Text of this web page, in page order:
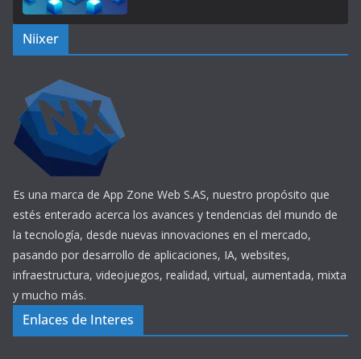
Niixer
Es una marca de App Zone Web S.AS, nuestro propósito que
estés enterado acerca los avances y tendencias del mundo de
la tecnología, desde nuevas innovaciones en el mercado,
pasando por desarrollo de aplicaciones, IA, websites,
infraestructura, videojuegos, realidad, virtual, aumentada, mixta
y mucho más.
Enlaces de Interes